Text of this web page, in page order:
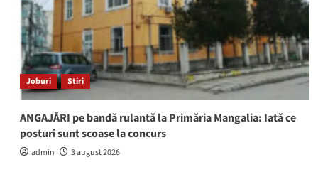
Joburi Stiri
ANGAJĂRI pe bandă rulantă la Primăria Mangalia: Iată ce
posturi sunt scoase la concurs
admin 3 august 2026